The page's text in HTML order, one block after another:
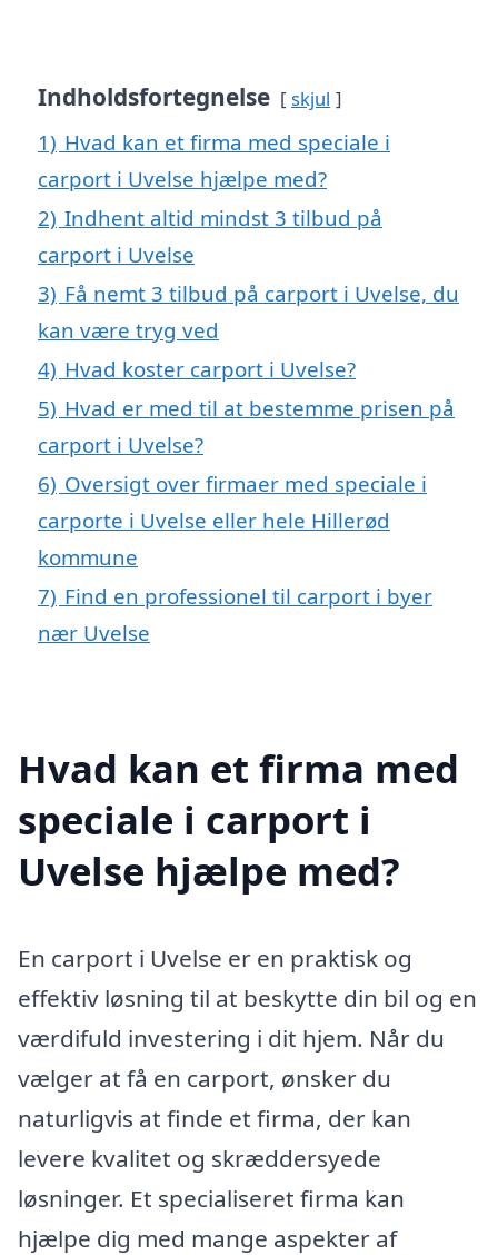
Indholdsfortegnelse skjul
1) Hvad kan et firma med speciale i
carport i Uvelse hjælpe med?
2) Indhent altid mindst 3 tilbud på
carport i Uvelse
3) Få nemt 3 tilbud på carport i Uvelse, du
kan være tryg ved
4) Hvad koster carport i Uvelse?
5) Hvad er med til at bestemme prisen på
carport i Uvelse?
6) Oversigt over firmaer med speciale i
carporte i Uvelse eller hele Hillerød
kommune
7) Find en professionel til carport i byer
nær Uvelse
Hvad kan et firma med
speciale i carport i
Uvelse hjælpe med?
En carport i Uvelse er en praktisk og
effektiv løsning til at beskytte din bil og en
værdifuld investering i dit hjem. Når du
vælger at få en carport, ønsker du
naturligvis at finde et firma, der kan
levere kvalitet og skræddersyede
løsninger. Et specialiseret firma kan
hjælpe dig med mange aspekter af